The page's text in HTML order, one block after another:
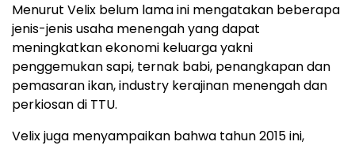
Menurut Velix belum lama ini mengatakan beberapa
jenis-jenis usaha menengah yang dapat
meningkatkan ekonomi keluarga yakni
penggemukan sapi, ternak babi, penangkapan dan
pemasaran ikan, industry kerajinan menengah dan
perkiosan di TTU.
Velix juga menyampaikan bahwa tahun 2015 ini,